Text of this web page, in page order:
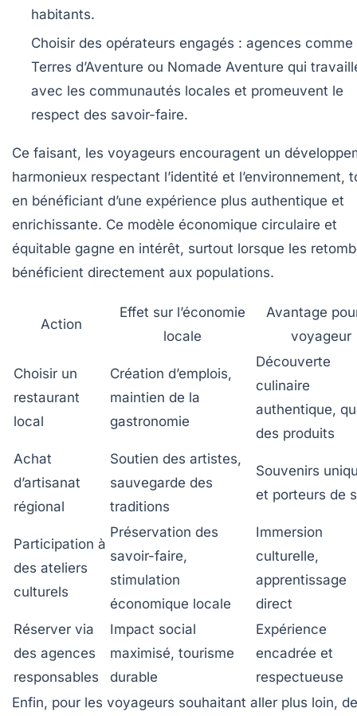
habitants.
Choisir des opérateurs engagés : agences comme
Terres d’Aventure ou Nomade Aventure qui
avec les communautés locales et promeuvent le
respect des savoir-faire.
Ce faisant, les voyageurs encouragent un
harmonieux respectant l’identité et l’environnement,
en bénéficiant d’une expérience plus authentique et
enrichissante. Ce modèle économique circulaire et
équitable gagne en intérêt, surtout lorsque les
bénéficient directement aux populations.
Action
Effet sur l’économie
locale
Avantage
voyageur
Choisir un
restaurant
local
Création d’emplois,
maintien de la
gastronomie
Découverte
culinaire
authentique,
des produits
Achat
d’artisanat
régional
Soutien des artistes,
sauvegarde des
traditions
Souvenirs
et porteurs de
Participation à
des ateliers
culturels
Préservation des
savoir-faire,
stimulation
économique locale
Immersion
culturelle,
apprentissage
direct
Réserver via
des agences
responsables
Impact social
maximisé, tourisme
durable
Expérience
encadrée et
respectueuse
Enfin, pour les voyageurs souhaitant aller plus loin,